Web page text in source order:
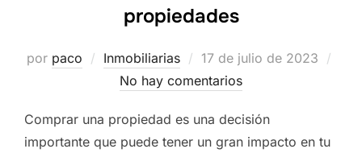
propiedades
por paco Inmobiliarias
Publicado
el
17 de julio de 2023
No hay comentarios
Comprar una propiedad es una decisión
importante que puede tener un gran impacto en tu